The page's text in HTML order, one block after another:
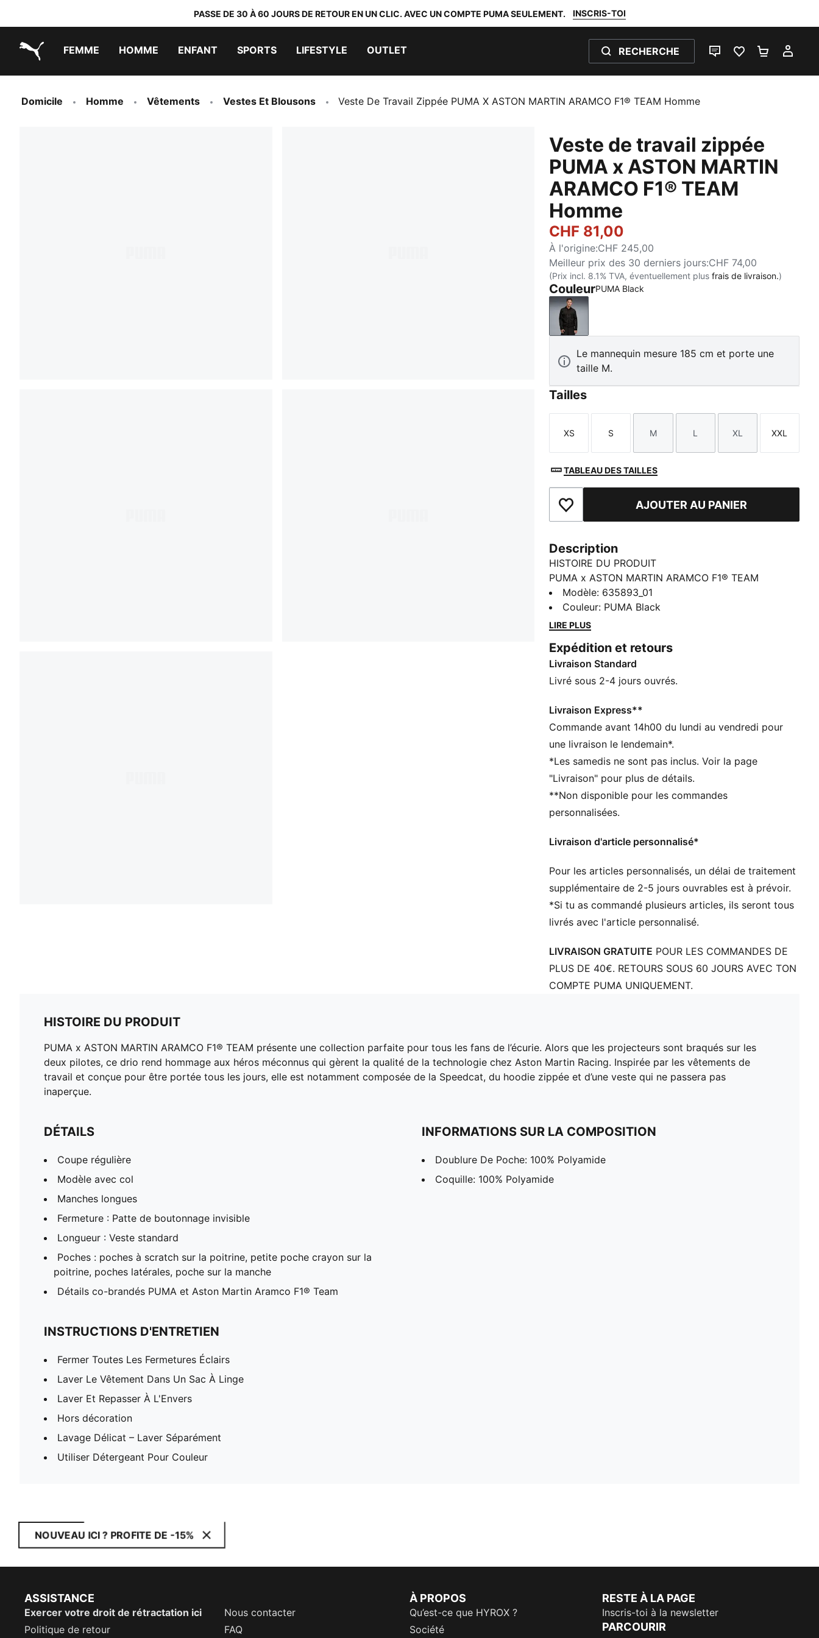
PASSE DE 30 À 60 JOURS DE RETOUR EN UN CLIC. AVEC UN COMPTE PUMA SEULEMENT. INSCRIS-TOI
FEMME HOMME ENFANT SPORTS LIFESTYLE OUTLET RECHERCHE
LIVE CHATFAVORIS 0PANIER 0
Domicile Homme Vêtements Vestes Et Blousons Veste De Travail Zippée PUMA X ASTON MARTIN ARAMCO F1® TEAM Homme
Veste de travail zippée
PUMA x ASTON MARTIN
ARAMCO F1® TEAM
Homme
CHF 81,00
À l'origine:CHF 245,00
Meilleur prix des 30 derniers jours:CHF 74,00
(Prix incl. 8.1% TVA, éventuellement plusfrais de livraison.)
CouleurPUMA Black
PUMA Black
Le mannequin mesure 185 cm et porte une
taille M.
Tailles
Taille
XS
Taille
S
Taille
M
Taille
L
Taille
XL
Taille
XXL
TABLEAU DES TAILLES
Ajouter aux favorisAJOUTER AU PANIER
Description
HISTOIRE DU PRODUIT
PUMA x ASTON MARTIN ARAMCO F1® TEAM
présente une collection parfaite pour tous les fans de
l’écurie. Alors que les projecteurs sont braqués sur les
deux pilotes, ce drio rend hommage aux héros
Aston Martin Racing. Inspirée par les vêtements de
travail et conçue pour être portée tous les jours, elle
est notamment composée de la Speedcat, du hoodie
DÉTAILS
Coupe régulière
Modèle avec col
Fermeture : Patte de boutonnage invisible
Longueur : Veste standard
Poches : poches à scratch sur la poitrine, petite
poche crayon sur la poitrine, poches latérales, poche
Détails co-brandés PUMA et Aston Martin Aramco
Modèle: 635893_01
Couleur: PUMA Black
LIRE PLUS
Expédition et retours
Livraison Standard
Livré sous 2-4 jours ouvrés.
Livraison Express**
Commande avant 14h00 du lundi au vendredi pour
une livraison le lendemain*.
*Les samedis ne sont pas inclus. Voir la page
"Livraison" pour plus de détails.
**Non disponible pour les commandes
personnalisées.
Livraison d'article personnalisé*
Pour les articles personnalisés, un délai de traitement
supplémentaire de 2-5 jours ouvrables est à prévoir.
*Si tu as commandé plusieurs articles, ils seront tous
livrés avec l'article personnalisé.
LIVRAISON GRATUITE POUR LES COMMANDES DE
PLUS DE 40€. RETOURS SOUS 60 JOURS AVEC TON
COMPTE PUMA UNIQUEMENT.
HISTOIRE DU PRODUIT
PUMA x ASTON MARTIN ARAMCO F1® TEAM présente une collection parfaite pour tous les fans de l’écurie. Alors que les projecteurs sont braqués sur les
deux pilotes, ce drio rend hommage aux héros méconnus qui gèrent la qualité de la technologie chez Aston Martin Racing. Inspirée par les vêtements de
travail et conçue pour être portée tous les jours, elle est notamment composée de la Speedcat, du hoodie zippée et d’une veste qui ne passera pas
inaperçue.
DÉTAILS
Coupe régulière
Modèle avec col
Manches longues
Fermeture : Patte de boutonnage invisible
Longueur : Veste standard
Poches : poches à scratch sur la poitrine, petite poche crayon sur la
poitrine, poches latérales, poche sur la manche
Détails co-brandés PUMA et Aston Martin Aramco F1® Team
INFORMATIONS SUR LA COMPOSITION
Doublure De Poche: 100% Polyamide
Coquille: 100% Polyamide
INSTRUCTIONS D'ENTRETIEN
Fermer Toutes Les Fermetures Éclairs
Laver Le Vêtement Dans Un Sac À Linge
Laver Et Repasser À L'Envers
Hors décoration
Lavage Délicat – Laver Séparément
Utiliser Détergeant Pour Couleur
NOUVEAU ICI ? PROFITE DE -15%
ASSISTANCE
Exercer votre droit de rétractation ici
Nous contacter
Politique de retour
FAQ
À PROPOS
Qu’est-ce que HYROX ?
Société
RESTE À LA PAGE
Inscris-toi à la newsletter
PARCOURIR